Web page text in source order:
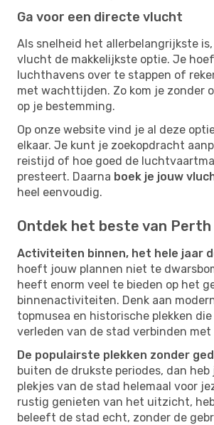
Ga voor een directe vlucht
Als snelheid het allerbelangrijkste
vlucht de makkelijkste optie. Je
luchthavens over te stappen of
met wachttijden. Zo kom je zonder
op je bestemming.
Op onze website vind je al deze
elkaar. Je kunt je zoekopdracht
reistijd of hoe goed de
presteert. Daarna boek je jouw
heel eenvoudig.
Ontdek het beste van Perth
Activiteiten binnen, het hele jaar
hoeft jouw plannen niet te
heeft enorm veel te bieden op het
binnenactiviteiten. Denk aan
topmusea en historische plekken
verleden van de stad verbinden
De populairste plekken zonder
buiten de drukste periodes, dan heb
plekjes van de stad helemaal voor
rustig genieten van het uitzicht,
beleeft de stad echt, zonder de